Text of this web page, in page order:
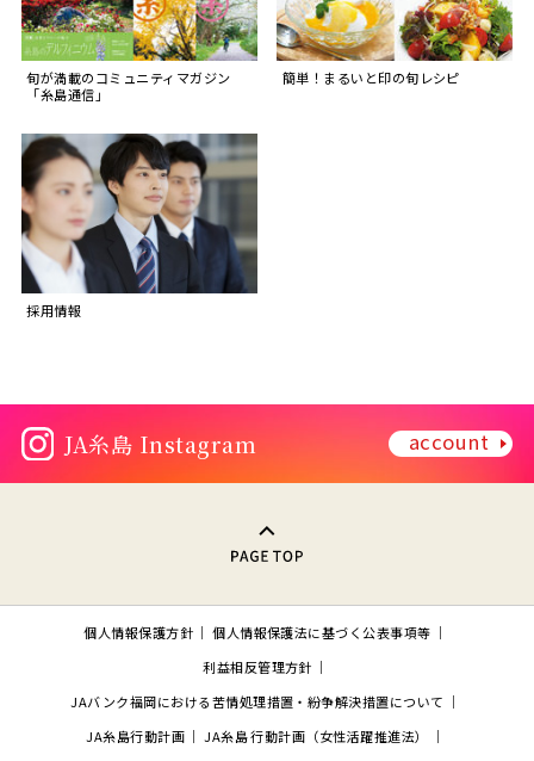
旬が満載のコミュニティマガジン
「糸島通信」
簡単！まるいと印の旬レシピ
採用情報
JA糸島 Instagram account
個人情報保護方針
個人情報保護法に基づく公表事項等
利益相反管理方針
JAバンク福岡における苦情処理措置・紛争解決措置について
JA糸島行動計画
JA糸島 行動計画（女性活躍推進法）